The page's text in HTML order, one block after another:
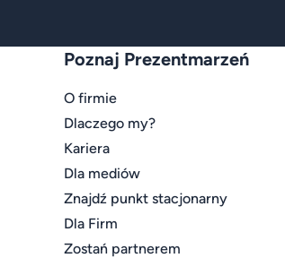
Poznaj Prezentmarzeń
O firmie
Dlaczego my?
Kariera
Dla mediów
Znajdź punkt stacjonarny
Dla Firm
Zostań partnerem